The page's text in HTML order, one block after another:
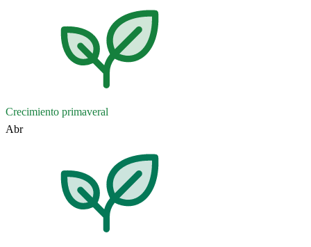
Crecimiento primaveral
Abr